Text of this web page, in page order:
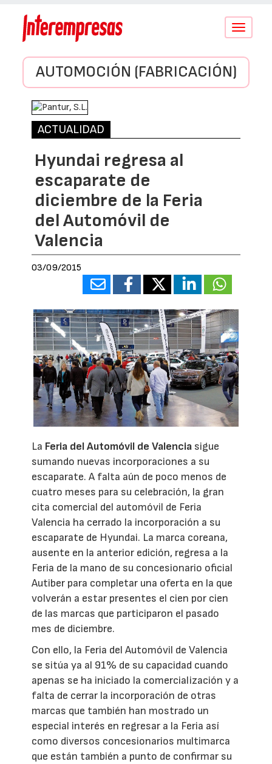
Conmutar
AUTOMOCIÓN (FABRICACIÓN)
ACTUALIDAD
Hyundai regresa al
escaparate de
diciembre de la Feria
del Automóvil de
Valencia
03/09/2015
La Feria del Automóvil de Valencia sigue
sumando nuevas incorporaciones a su
escaparate. A falta aún de poco menos de
cuatro meses para su celebración, la gran
cita comercial del automóvil de Feria
Valencia ha cerrado la incorporación a su
escaparate de Hyundai. La marca coreana,
ausente en la anterior edición, regresa a la
Feria de la mano de su concesionario oficial
Autiber para completar una oferta en la que
volverán a estar presentes el cien por cien
de las marcas que participaron el pasado
mes de diciembre.
Con ello, la Feria del Automóvil de Valencia
se sitúa ya al 91% de su capacidad cuando
apenas se ha iniciado la comercialización y a
falta de cerrar la incorporación de otras
marcas que también han mostrado un
especial interés en regresar a la Feria así
como diversos concesionarios multimarca
que están también a punto de confirmar su